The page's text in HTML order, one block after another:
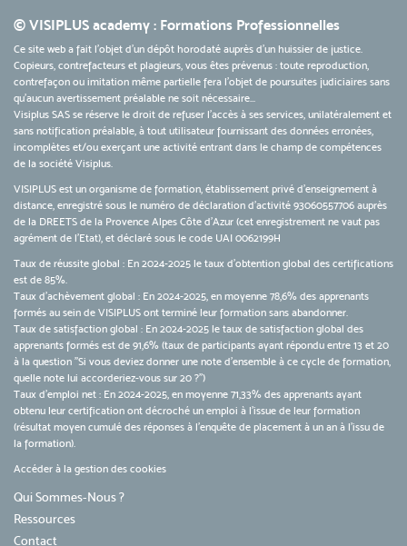
© VISIPLUS academy : Formations Professionnelles
Ce site web a fait l'objet d'un dépôt horodaté auprès d'un huissier de justice.
Copieurs, contrefacteurs et plagieurs, vous êtes prévenus : toute reproduction,
contrefaçon ou imitation même partielle fera l'objet de poursuites judiciaires sans
qu’aucun avertissement préalable ne soit nécessaire...
Visiplus SAS se réserve le droit de refuser l'accès à ses services, unilatéralement et
sans notification préalable, à tout utilisateur fournissant des données erronées,
incomplètes et/ou exerçant une activité entrant dans le champ de compétences
de la société Visiplus.
VISIPLUS est un organisme de formation, établissement privé d’enseignement à
distance, enregistré sous le numéro de déclaration d’activité 93060557706 auprès
de la DREETS de la Provence Alpes Côte d’Azur (cet enregistrement ne vaut pas
agrément de l’Etat), et déclaré sous le code UAI 0062199H
Taux de réussite global : En 2024-2025 le taux d'obtention global des certifications
est de 85%.
Taux d’achèvement global : En 2024-2025, en moyenne 78,6% des apprenants
formés au sein de VISIPLUS ont terminé leur formation sans abandonner.
Taux de satisfaction global : En 2024-2025 le taux de satisfaction global des
apprenants formés est de 91,6% (taux de participants ayant répondu entre 13 et 20
à la question "Si vous deviez donner une note d’ensemble à ce cycle de formation,
quelle note lui accorderiez-vous sur 20 ?")
Taux d’emploi net : En 2024-2025, en moyenne 71,33% des apprenants ayant
obtenu leur certification ont décroché un emploi à l'issue de leur formation
(résultat moyen cumulé des réponses à l'enquête de placement à un an à l'issu de
la formation).
Accéder à la gestion des cookies
Qui Sommes-Nous ?
Ressources
Contact